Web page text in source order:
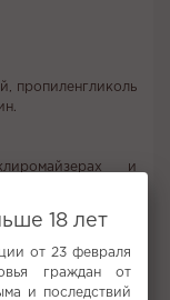
пропиленгликоль
и
температуре, в
не допускать
18 лет
от 23 февраля
граждан от
и последствий